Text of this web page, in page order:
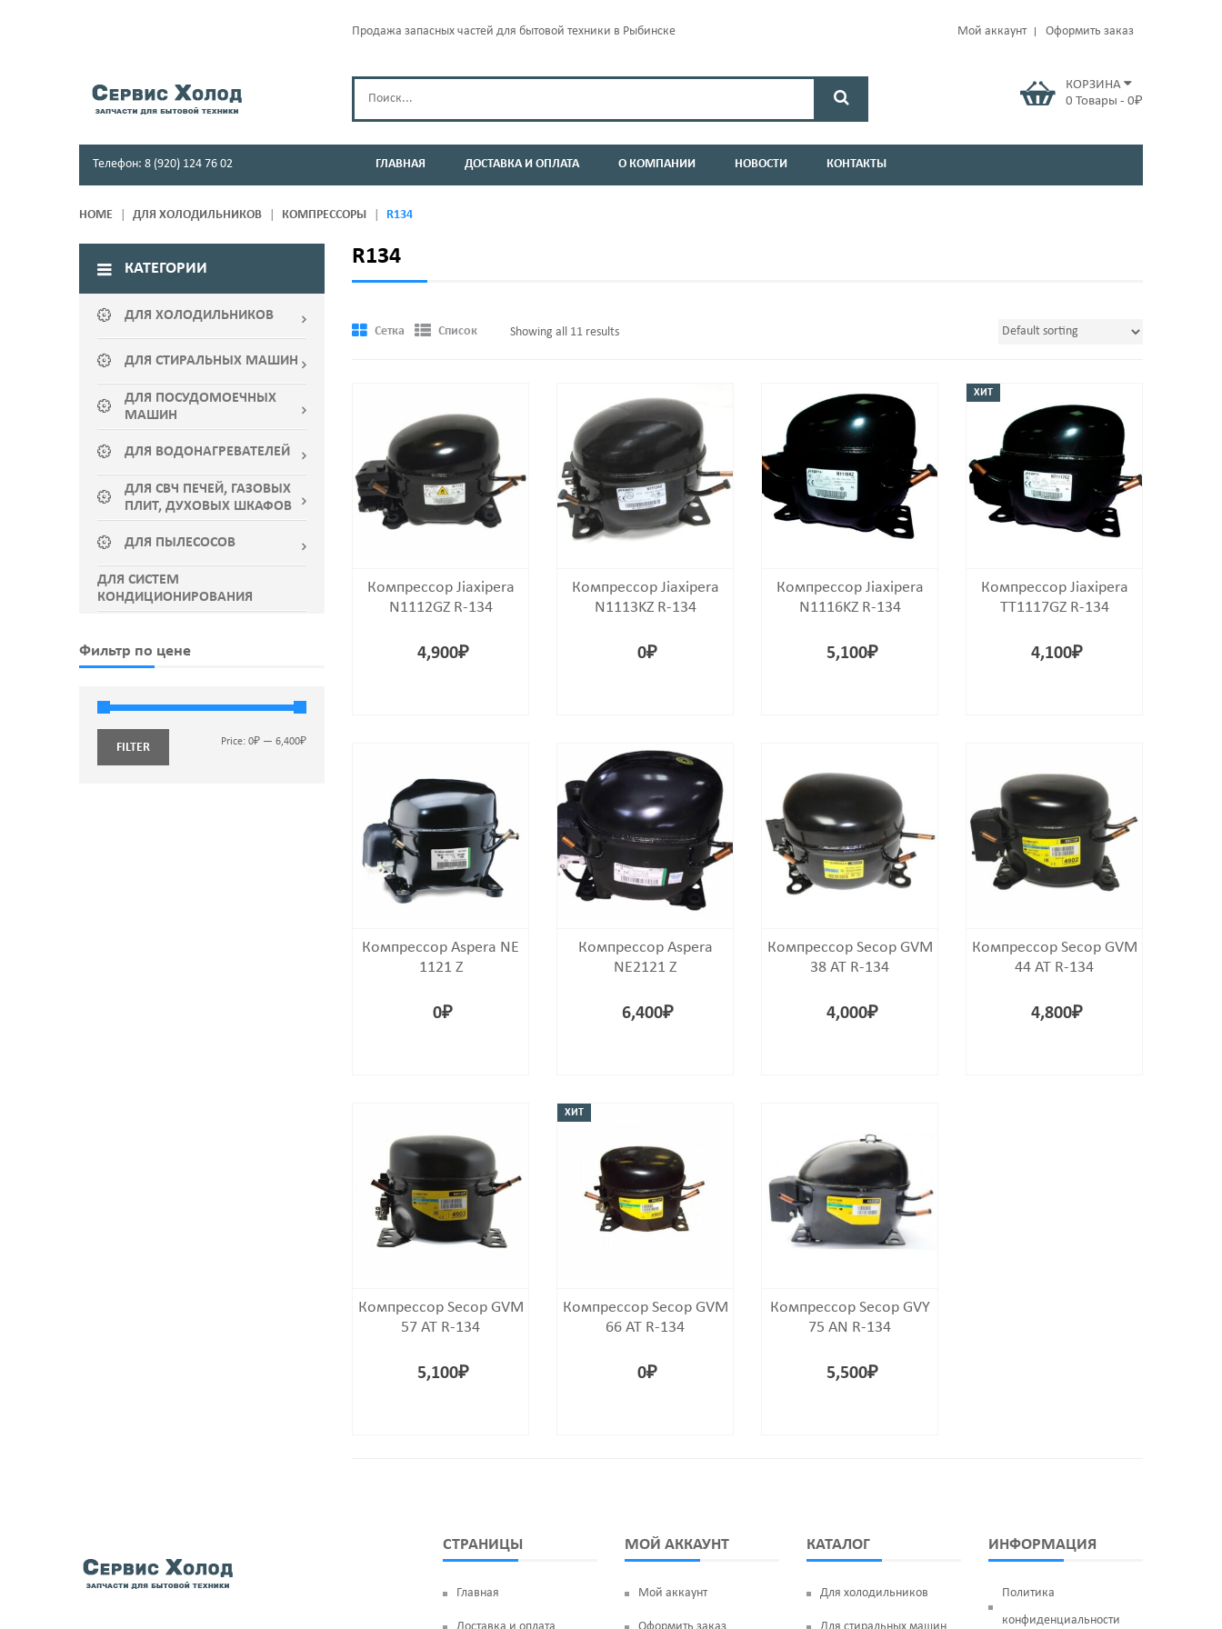
Продажа запасных частей для бытовой техники в Рыбинске Мой аккаунт Оформить заказ
КОРЗИНА
0 Товары - 0₽
Телефон: 8 (920) 124 76 02 ГЛАВНАЯ ДОСТАВКА И ОПЛАТА О КОМПАНИИ НОВОСТИ КОНТАКТЫ
HOME ДЛЯ ХОЛОДИЛЬНИКОВ КОМПРЕССОРЫ R134
R134
Сетка Список Showing all 11 results
Компрессор Jiaxipera
N1112GZ R-134
4,900₽
Компрессор Jiaxipera
N1113KZ R-134
0₽
Компрессор Jiaxipera
N1116KZ R-134
5,100₽
ХИТ
Компрессор Jiaxipera
TT1117GZ R-134
4,100₽
Компрессор Aspera NE
1121 Z
0₽
Компрессор Aspera
NE2121 Z
6,400₽
Компрессор Secop GVM
38 AT R-134
4,000₽
Компрессор Secop GVM
44 AT R-134
4,800₽
Компрессор Secop GVM
57 AT R-134
5,100₽
ХИТ
Компрессор Secop GVM
66 AT R-134
0₽
Компрессор Secop GVY
75 AN R-134
5,500₽
КАТЕГОРИИ
ДЛЯ ХОЛОДИЛЬНИКОВ
ДЛЯ СТИРАЛЬНЫХ МАШИН
ДЛЯ ПОСУДОМОЕЧНЫХ
МАШИН
ДЛЯ ВОДОНАГРЕВАТЕЛЕЙ
ДЛЯ СВЧ ПЕЧЕЙ, ГАЗОВЫХ
ПЛИТ, ДУХОВЫХ ШКАФОВ
ДЛЯ ПЫЛЕСОСОВ
ДЛЯ СИСТЕМ
КОНДИЦИОНИРОВАНИЯ
Фильтр по цене
FILTER Price: 0₽ — 6,400₽
СТРАНИЦЫ
Главная
МОЙ АККАУНТ
Мой аккаунт
КАТАЛОГ
Для холодильников
ИНФОРМАЦИЯ
Политика
конфиденциальности